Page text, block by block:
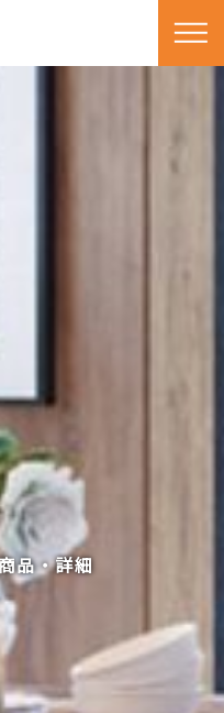
品・詳細